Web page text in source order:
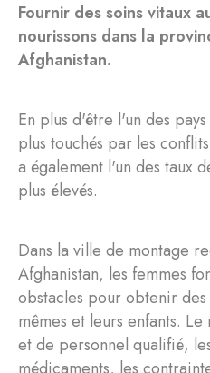
Fournir des soins vitaux
nourissons dans la
Afghanistan.
En plus d'être l'un des
plus touchés par les
a également l'un des taux
plus élevés.
Dans la ville de montage
Afghanistan, les femmes
obstacles pour obtenir
mêmes et leurs enfants.
et de personnel qualifié,